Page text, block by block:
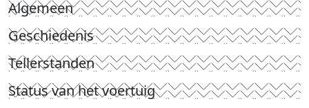
Algemeen
Geschiedenis
Tellerstanden
Status van het voertuig